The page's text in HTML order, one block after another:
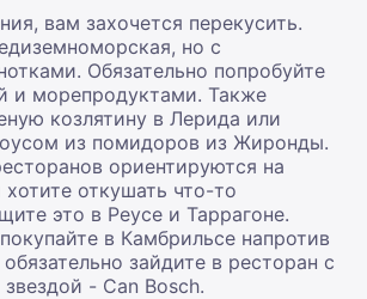
вам захочется перекусить.
но с
Обязательно попробуйте
и морепродуктами. Также
козлятину в Лерида или
из помидоров из Жиронды.
ориентируются на
откушать что-то
это в Реусе и Таррагоне.
в Камбрильсе напротив
зайдите в ресторан с
- Can Bosch.